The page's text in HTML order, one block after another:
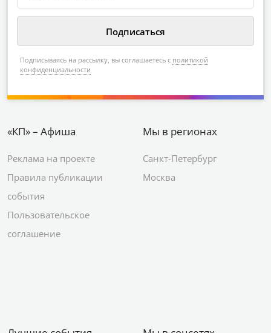
Подписываясь на рассылку, вы соглашаетесь с политикой
конфиденциальности
«КП» – Афиша
Реклама на проекте
Правила публикации
события
Пользовательское
соглашение
Мы в регионах
Санкт-Петербург
Москва